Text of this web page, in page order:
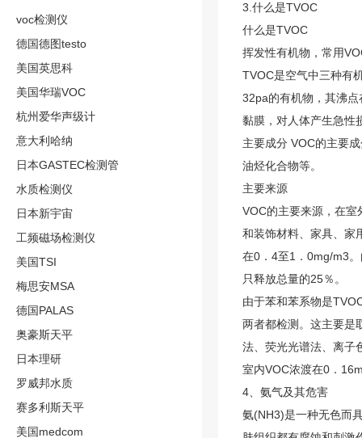
voc检测仪
德国德图testo
美国英思科
美国华瑞VOC
杭州爱华声级计
意大利哈纳
日本GASTEC检测管
水质检测仪
日本新宇宙
工频磁场检测仪
美国TSI
梅思安MSA
德国PALAS
奥豪斯天平
日本理研
罗威邦水质
赛多利斯天平
美国medcom
3.什么是TVOC
什么是TVOC
挥发性有机物，常用
TVOC是空气中三种有
32pa的有机物，其沸
黏膜，对人体产生急性
主要成分 VOC的主要
油烃化合物等。
主要来源
VOC的主要来源，在
和装饰材料、家具、家
在0．4至1．0mg/m3
只释放总量的25％。
由于苯和苯系物是
两者都检测。这主要是
法、荧光光谱法、离子
室内VOC浓渡在0．
4、氨气及其危害
氨(NH3)是一种无色而